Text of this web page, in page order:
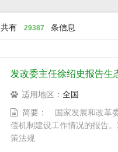
共有 29387 条信息
发改委主任徐绍史报告生
适用地区： 全国
简要：
国家发展和改革
偿机制建设工作情况的报告
策法规